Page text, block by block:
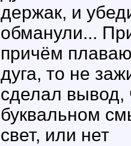
держак, и
обманули...
причём
дуга, то не
сделал вывод,
буквальном
свет, или нет